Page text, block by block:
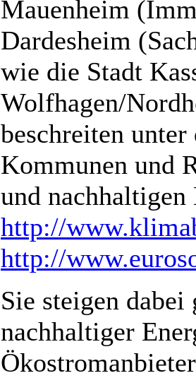
Mauenheim
Dardesheim
wie die Stadt
Wolfhagen/
beschreiten
Kommunen und
und
http://
http://
Sie steigen
nachhaltiger